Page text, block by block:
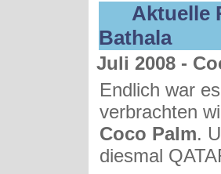
Aktuelle
Bathala
Juli 2008 -
Endlich war
verbrachten
Coco Palm.
diesmal